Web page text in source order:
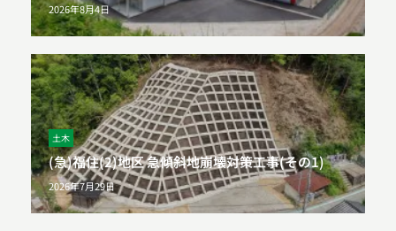
2026年8月4日
土木
(急)福住(2)地区 急傾斜地崩壊対策工事(その1)
2026年7月29日